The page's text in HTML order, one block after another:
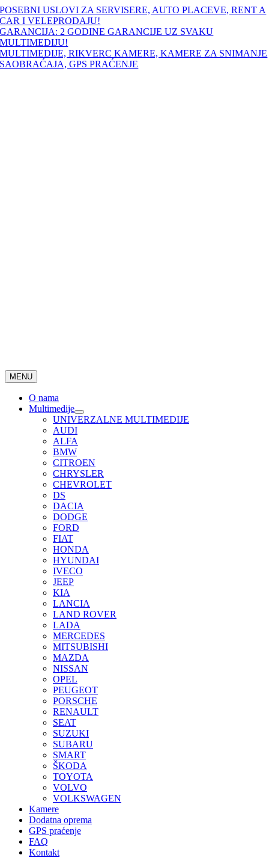
Skip
to
content
POSEBNI USLOVI ZA SERVISERE, AUTO PLACEVE, RENT A
CAR I VELEPRODAJU!
GARANCIJA: 2 GODINE GARANCIJE UZ SVAKU
MULTIMEDIJU!
MULTIMEDIJE, RIKVERC KAMERE, KAMERE ZA SNIMANJE
SAOBRAĆAJA, GPS PRAĆENJE
MENU
O nama
Multimedije
UNIVERZALNE MULTIMEDIJE
AUDI
ALFA
BMW
CITROEN
CHRYSLER
CHEVROLET
DS
DACIA
DODGE
FORD
FIAT
HONDA
HYUNDAI
IVECO
JEEP
KIA
LANCIA
LAND ROVER
LADA
MERCEDES
MITSUBISHI
MAZDA
NISSAN
OPEL
PEUGEOT
PORSCHE
RENAULT
SEAT
SUZUKI
SUBARU
SMART
ŠKODA
TOYOTA
VOLVO
VOLKSWAGEN
Kamere
Dodatna oprema
GPS praćenje
FAQ
Kontakt